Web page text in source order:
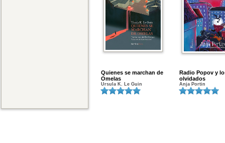
Quienes se marchan de
Omelas
Ursula K. Le Guin
Radio Popov y
olvidados
Anja Portin